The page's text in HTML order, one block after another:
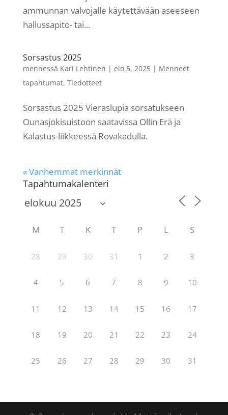
ammunnan valvojalle käytettävään aseeseen
hallussapito- tai...
Sorsastus 2025
mennessä Kari Lehtinen | elo 5, 2025| Menneet
tapahtumat, Tiedotteet
Sorsastus 2025 Vieraslupia sorsatukseen
Ounasjokisuistoon saatavissa Ollin Erä ja
Kalastus-liikkeessä Rovakadulla.
« Vanhemmat merkinnät
Tapahtumakalenteri
M T K T P L S
28 29 30 31 1 2 3
4 5 6 7 8 9 10
11 12 13 14 15 16 17
18 19 20 21 22 23 24
25 26 27 28 29 30 31